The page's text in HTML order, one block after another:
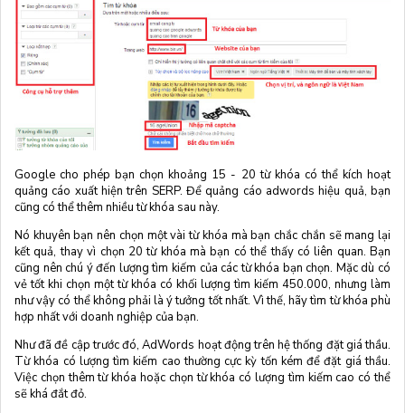
Google cho phép bạn chọn khoảng 15 - 20 từ khóa có thể kích hoạt
quảng cáo xuất hiện trên SERP. Để quảng cáo adwords hiệu quả, bạn
cũng có thể thêm nhiều từ khóa sau này.
Nó khuyên bạn nên chọn một vài từ khóa mà bạn chắc chắn sẽ mang lại
kết quả, thay vì chọn 20 từ khóa mà bạn có thể thấy có liên quan. Bạn
cũng nên chú ý đến lượng tìm kiếm của các từ khóa bạn chọn. Mặc dù có
vẻ tốt khi chọn một từ khóa có khối lượng tìm kiếm 450.000, nhưng làm
như vậy có thể không phải là ý tưởng tốt nhất. Vì thế, hãy tìm từ khóa phù
hợp nhất với doanh nghiệp của bạn.
Như đã đề cập trước đó, AdWords hoạt động trên hệ thống đặt giá thầu.
Từ khóa có lượng tìm kiếm cao thường cực kỳ tốn kém để đặt giá thầu.
Việc chọn thêm từ khóa hoặc chọn từ khóa có lượng tìm kiếm cao có thể
sẽ khá đắt đỏ.